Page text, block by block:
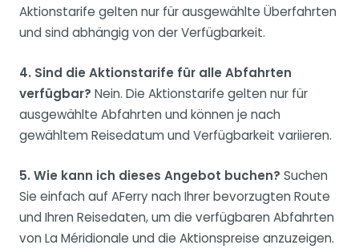
Aktionstarife gelten nur für ausgewählte Überfahrten
und sind abhängig von der Verfügbarkeit.
4. Sind die Aktionstarife für alle Abfahrten
verfügbar? Nein. Die Aktionstarife gelten nur für
ausgewählte Abfahrten und können je nach
gewähltem Reisedatum und Verfügbarkeit variieren.
5. Wie kann ich dieses Angebot buchen? Suchen
Sie einfach auf AFerry nach Ihrer bevorzugten Route
und Ihren Reisedaten, um die verfügbaren Abfahrten
von La Méridionale und die Aktionspreise anzuzeigen.